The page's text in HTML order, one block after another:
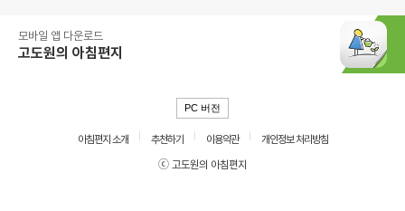
모바일 앱 다운로드
고도원의 아침편지
PC 버전
아침편지 소개 추천하기 이용약관
개인정보 처리방침
ⓒ 고도원의 아침편지